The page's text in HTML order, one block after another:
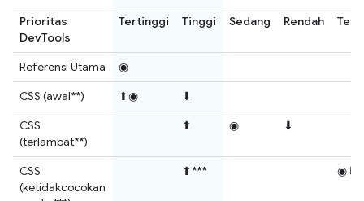
Prioritas
DevTools
Tertinggi Tinggi Sedang Rendah
Referensi Utama
◉
CSS (awal**)
⬆◉
⬇
CSS
(terlambat**)
⬆ ◉ ⬇
CSS
(ketidakcocokan
⬆*** ◉⬇